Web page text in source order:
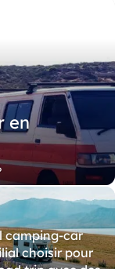
en
camping-car
choisir pour